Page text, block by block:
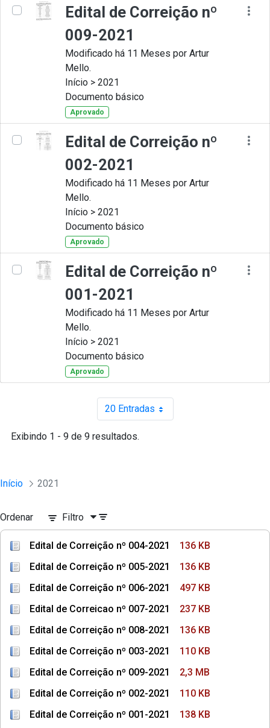
Edital de Correição nº
009-2021
Modificado há 11 Meses por Artur
Mello.
Início > 2021
Documento básico
Aprovado
Edital de Correição nº
002-2021
Modificado há 11 Meses por Artur
Mello.
Início > 2021
Documento básico
Aprovado
Edital de Correição nº
001-2021
Modificado há 11 Meses por Artur
Mello.
Início > 2021
Documento básico
Aprovado
20 EntradasPor página
Exibindo 1 - 9 de 9 resultados.
Início 2021
Ordenar Filtro
Edital de Correição nº 004-2021
136 KB
Edital de Correição nº 005-2021
136 KB
Edital de Correição nº 006-2021
497 KB
Edital de Correicao nº 007-2021
237 KB
Edital de Correição nº 008-2021
136 KB
Edital de Correição nº 003-2021
110 KB
Edital de Correição nº 009-2021
2,3 MB
Edital de Correição nº 002-2021
110 KB
Edital de Correição nº 001-2021
138 KB